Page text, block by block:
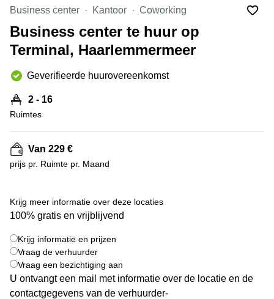
Hengelo
Hilversum
Hoofddorp
Deventer
Rotterdam
Tiel
Zwolle
Bodegraven-
Reeuwijk
Business
center
Arnhem
Business
Amsterdam
Westpoort
Business
center
Hilversum
Den
Haag
space
Breda
Coworking
Arnhem
Business center Kantoor Coworking
Business center te huur op
Terminal, Haarlemmermeer
Geverifieerde huurovereenkomst
2 - 16
Ruimtes
Van 229 €
prijs pr. Ruimte pr. Maand
Krijg meer informatie over deze locaties
100% gratis en vrijblijvend
Krijg informatie en prijzen
Vraag de verhuurder
Vraag een bezichtiging aan
U ontvangt een mail met informatie over de locatie en de
contactgegevens van de verhuurder-